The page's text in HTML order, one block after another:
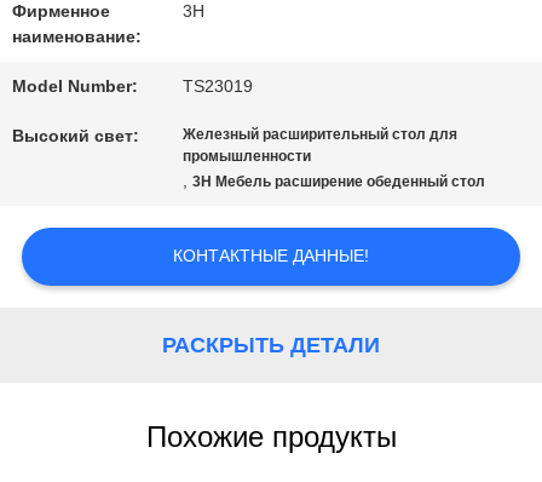
САЙТА
PRIVACY
Фирменное
наименование:
3H
Model Number: TS23019
Высокий свет:
Железный расширительный стол для
промышленности
,3H Мебель расширение обеденный стол
КОНТАКТНЫЕ ДАННЫЕ!
РАСКРЫТЬ ДЕТАЛИ
Похожие продукты